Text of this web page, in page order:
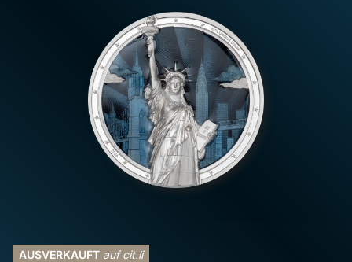
AUSVERKAUFT auf cit.li